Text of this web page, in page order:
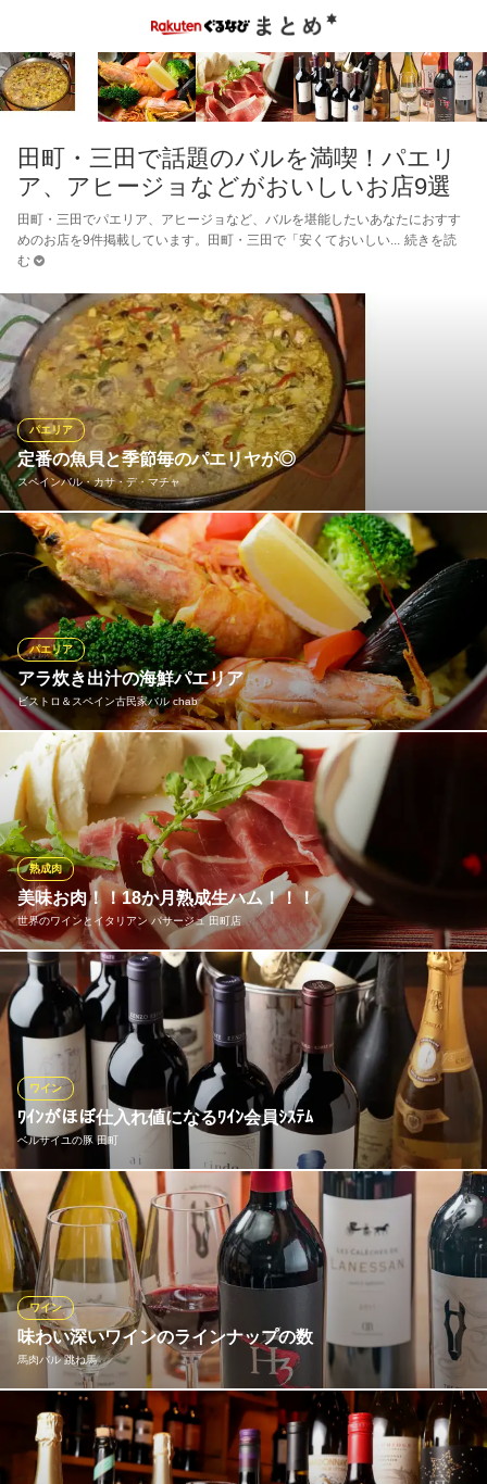
田町・三田で話題のバルを満喫！パエリ
ア、アヒージョなどがおいしいお店9選
田町・三田でパエリア、アヒージョなど、バルを堪能したいあなたにおすす
めのお店を9件掲載しています。田町・三田で「安くておいしい
続きを読
む
定番の魚貝と季節毎のパエリヤが◎
スペインバル・カサ・デ・マチャ
パエリア
パエリヤは2名様から40名様までご用意。季節のパエリヤは月かわ
り 牡蠣と赤エビのパエリヤ＜人気＞イカ墨のパエリヤ パーティー
での大鍋パエリヤが人気です。
スペインバル・カサ・デ・マチャ
スペインバル・料理店
ＪＲ田町駅三田口 徒歩5分
東京都港区三田3-1-19 シグマビル1F･B1
アラ炊き出汁の海鮮パエリア
ビストロ＆スペイン古民家バル chab
パエリア
新鮮魚介をふんだんに使い、ストウブ鍋で炊き上げるパエリア
は、魚介の旨みをギュッと凝縮した自慢の一品です。
ビストロ＆スペイン古民家バル chab
バル&テイクアウト
都営浅草線三田駅A3番出口 徒歩3分
東京都港区芝5-24-5
美味お肉！！18か月熟成生ハム！！！
世界のワインとイタリアン パサージュ 田町店
熟成肉
お肉にこだわっているシェフ。♪「18か月熟成」スペイン産ハモン
セラーノ生ハムオーダーカットをワインと一緒に♪オーダーカット
してご提供しますので切り立てフレッシュな味わいをご堪能！豊
富なミネラルと良質なタンパク質が口に入れば、芳醇な香りが広
がります☆ 今すぐ予約する♪⇒ 050-3461-5347
世界のワインとイタリアン パサージュ 田町店
老舗洋食×パーティ貸切
ＪＲ田町駅芝浦口 徒歩3分
東京都港区芝浦3-15-2 山本ビル1F
ﾜｲﾝがほぼ仕入れ値になるﾜｲﾝ会員ｼｽﾃﾑ
ベルサイユの豚 田町
ワイン
【ﾍﾞﾙｻｲﾕの豚ﾌﾞﾗﾝﾄﾞのﾜｲﾝ会員ｼｽﾃﾑをご紹介】会員になっていただ
くと、ﾎﾞﾄﾙﾜｲﾝがお得約50種類のﾎﾞﾄﾙﾜｲﾝがほぼ仕入れ値に♪
ベルサイユの豚 田町
個室 ワイン バル
ＪＲ田町駅三田口 徒歩3分
東京都港区芝5-26-20 建築会館2F
味わい深いワインのラインナップの数
馬肉バル 跳ね馬
ワイン
赤ワインだけでなく、白ワインやスパークリングも充実。淡白な
馬肉料理には、赤ワインだけでなく、白ワインの相性がよいもの
も多いのです。お気に入りの1本を探すお手伝いをいたします。フ